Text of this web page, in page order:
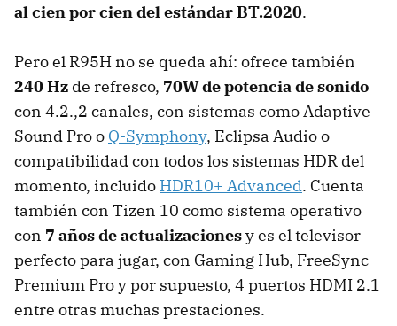
al cien por cien del estándar BT.2020.
Pero el R95H no se queda ahí: ofrece también
240 Hz de refresco, 70W de potencia de sonido
con 4.2.,2 canales, con sistemas como Adaptive
Sound Pro o Q-Symphony, Eclipsa Audio o
compatibilidad con todos los sistemas HDR del
momento, incluido HDR10+ Advanced. Cuenta
también con Tizen 10 como sistema operativo
con 7 años de actualizacionesy es el televisor
perfecto para jugar, con Gaming Hub, FreeSync
Premium Pro y por supuesto, 4 puertos HDMI 2.1
entre otras muchas prestaciones.